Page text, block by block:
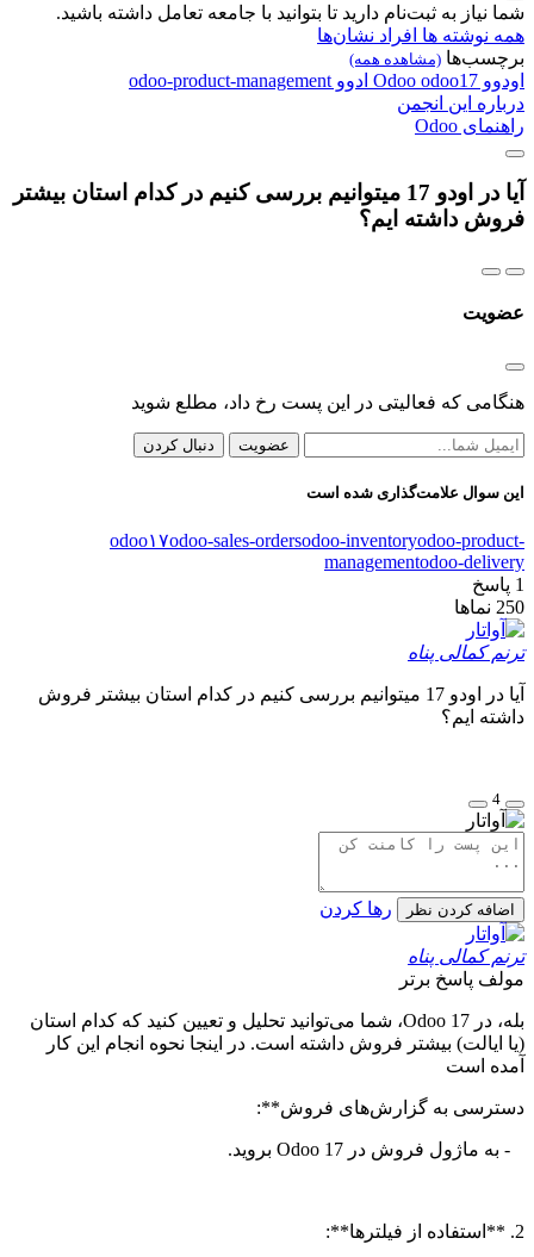
شما نیاز به ثبت‌نام دارید تا بتوانید با جامعه تعامل داشته باشید.
همه نوشته ها افراد نشان‌ها
برچسب‌ها (مشاهده همه)
اودوو Odoo odoo17 ادوو odoo-product-management
درباره این انجمن
راهنمای Odoo
آیا در اودو 17 میتوانیم بررسی کنیم در کدام استان بیشتر
فروش داشته ایم؟
عضویت
هنگامی که فعالیتی در این پست رخ داد، مطلع شوید
عضویت دنبال کردن
این سوال علامت‌گذاری شده است
odoo۱۷odoo-sales-ordersodoo-inventoryodoo-product-
managementodoo-delivery
1 پاسخ
250 نماها
ترنم کمالی پناه
آیا در اودو 17 میتوانیم بررسی کنیم در کدام استان بیشتر فروش
داشته ایم؟
4
اضافه کردن نظر رها کردن
ترنم کمالی پناه
مولف پاسخ برتر
بله، در Odoo 17، شما می‌توانید تحلیل و تعیین کنید که کدام استان
(یا ایالت) بیشتر فروش داشته است. در اینجا نحوه انجام این کار
آمده است
دسترسی به گزارش‌های فروش**:
- به ماژول فروش در Odoo 17 بروید.
2. **استفاده از فیلترها**: